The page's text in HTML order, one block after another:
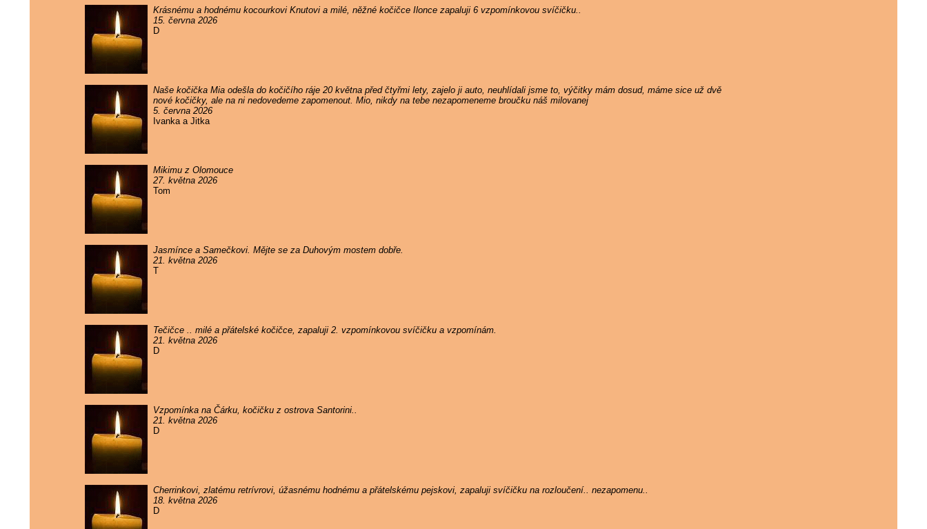
Krásnému a hodnému kocourkovi Knutovi a milé, něžné kočičce Ilonce zapaluji 6 vzpomínkovou svíčičku..
15. června 2026
D
Naše kočička Mia odešla do kočičího ráje 20 května před čtyřmi lety, zajelo ji auto, neuhlídali jsme to, výčitky mám dosud, máme sice už dvě
nové kočičky, ale na ni nedovedeme zapomenout. Mio, nikdy na tebe nezapomeneme broučku náš milovanej
5. června 2026
Ivanka a Jitka
Mikimu z Olomouce
27. května 2026
Tom
Jasmínce a Samečkovi. Mějte se za Duhovým mostem dobře.
21. května 2026
T
Tečičce .. milé a přátelské kočičce, zapaluji 2. vzpomínkovou svíčičku a vzpomínám.
21. května 2026
D
Vzpomínka na Čárku, kočičku z ostrova Santorini..
21. května 2026
D
Cherrinkovi, zlatému retrívrovi, úžasnému hodnému a přátelskému pejskovi, zapaluji svíčičku na rozloučení.. nezapomenu..
18. května 2026
D